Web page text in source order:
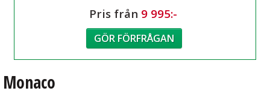
Pris från 9 995:-
GÖR FÖRFRÅGAN
Monaco